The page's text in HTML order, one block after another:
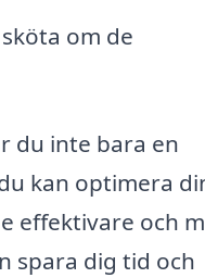
om de
du inte bara en
kan optimera
effektivare och
spara dig tid och